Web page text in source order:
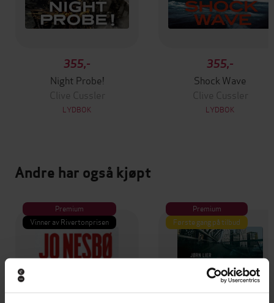
355,-
Night Probe!
Clive Cussler
LYDBOK
355,-
Shock Wave
Clive Cussler
LYDBOK
Andre har også kjøpt
Premium
Vinner av Rivertonprisen
Premium
Første gang på tilbud